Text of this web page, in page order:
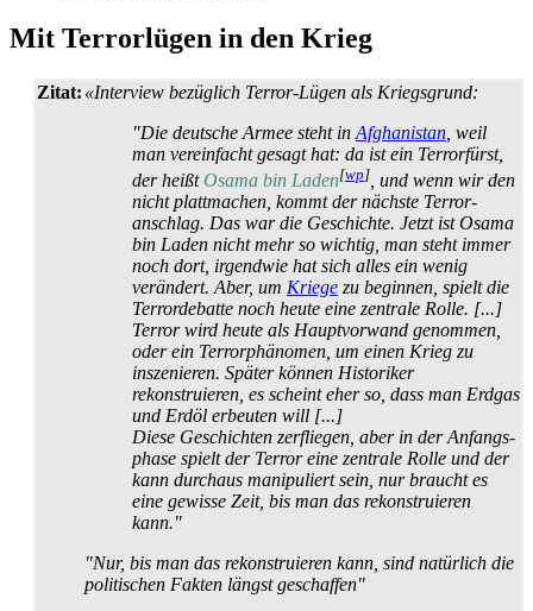
Mit Terrorlügen in den Krieg
Zitat: «Interview bezüglich Terror-Lügen als Kriegsgrund:
"Die deutsche Armee steht in Afghanistan , weil
man vereinfacht gesagt hat: da ist ein Terrorfürst,
der heißtOsama bin Laden[wp] , und wenn wir den
nicht plattmachen, kommt der nächste Terror­
anschlag. Das war die Geschichte. Jetzt ist Osama
bin Laden nicht mehr so wichtig, man steht immer
noch dort, irgendwie hat sich alles ein wenig
verändert. Aber, um Kriege zu beginnen, spielt die
Terror­debatte noch heute eine zentrale Rolle. [...]
Terror wird heute als Haupt­vorwand genommen,
oder ein Terror­phänomen, um einen Krieg zu
inszenieren. Später können Historiker
rekonstruieren, es scheint eher so, dass man Erdgas
und Erdöl erbeuten will [...]
Diese Geschichten zerfliegen, aber in der Anfangs­
phase spielt der Terror eine zentrale Rolle und der
kann durchaus manipuliert sein, nur braucht es
eine gewisse Zeit, bis man das rekonstruieren
kann."
"Nur, bis man das rekonstruieren kann, sind natürlich die
politischen Fakten längst geschaffen"